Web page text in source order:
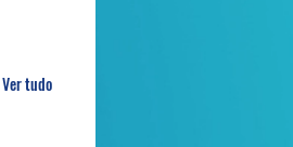
Ver tudo